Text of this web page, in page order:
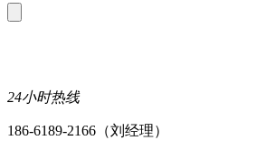
24小时热线
186-6189-2166（刘经理）